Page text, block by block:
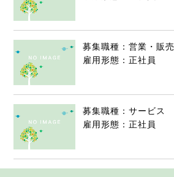
募集職種：営業・販売
雇用形態：正社員
募集職種：サービス
雇用形態：正社員